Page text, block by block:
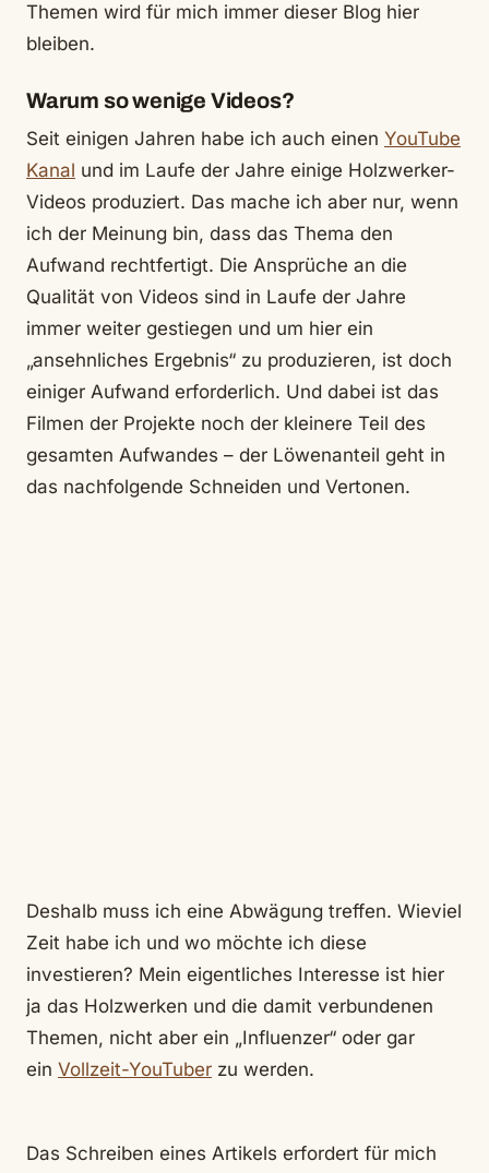
Themen wird für mich immer dieser Blog hier
bleiben.
Warum so wenige Videos?
Seit einigen Jahren habe ich auch einen YouTube
Kanal und im Laufe der Jahre einige Holzwerker-
Videos produziert. Das mache ich aber nur, wenn
ich der Meinung bin, dass das Thema den
Aufwand rechtfertigt. Die Ansprüche an die
Qualität von Videos sind in Laufe der Jahre
immer weiter gestiegen und um hier ein
„ansehnliches Ergebnis“ zu produzieren, ist doch
einiger Aufwand erforderlich. Und dabei ist das
Filmen der Projekte noch der kleinere Teil des
gesamten Aufwandes – der Löwenanteil geht in
das nachfolgende Schneiden und Vertonen.
Deshalb muss ich eine Abwägung treffen. Wieviel
Zeit habe ich und wo möchte ich diese
investieren? Mein eigentliches Interesse ist hier
ja das Holzwerken und die damit verbundenen
Themen, nicht aber ein „Influenzer“ oder gar
ein Vollzeit-YouTuber zu werden.
Das Schreiben eines Artikels erfordert für mich